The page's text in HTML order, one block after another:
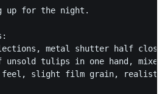
up for the night.
metal shutter half
unsold tulips in one hand,
feel, slight film grain,